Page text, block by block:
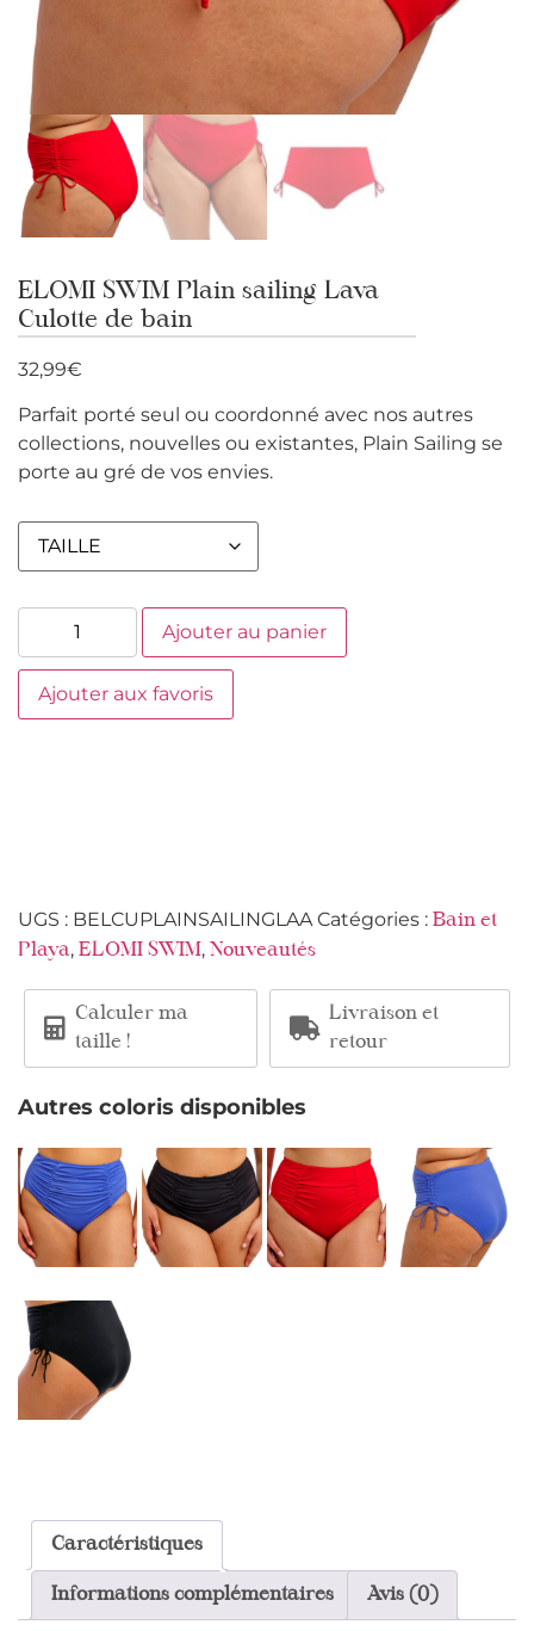
ELOMI SWIM Plain sailing Lava
Culotte de bain
32,99€
Parfait porté seul ou coordonné avec nos autres
collections, nouvelles ou existantes, Plain Sailing se
porte au gré de vos envies.
Ajouter au panier
Ajouter aux favoris
UGS : BELCUPLAINSAILINGLAA Catégories : Bain et
Playa, ELOMI SWIM, Nouveautés
Calculer ma
taille !
Livraison et
retour
Autres coloris disponibles
Caractéristiques
Informations complémentaires Avis (0)